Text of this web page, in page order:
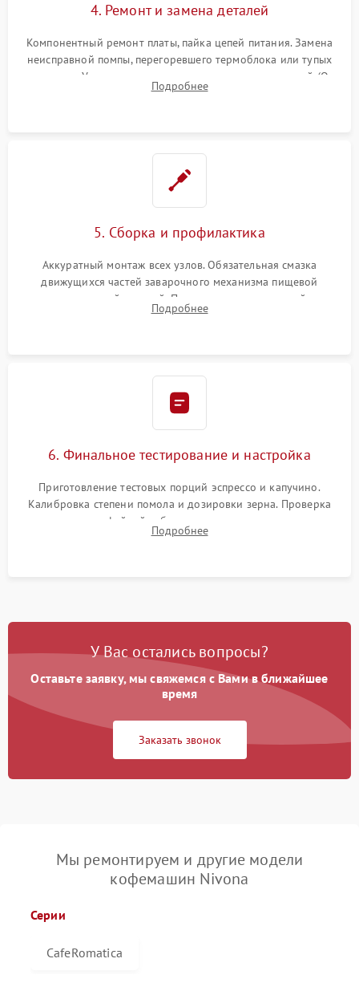
4. Ремонт и замена деталей
Компонентный ремонт платы, пайка цепей питания. Замена
неисправной помпы, перегоревшего термоблока или тупых
жерновов. Установка новых силиконовых уплотнителей (O-
ring) и тефлоновых трубок для надежного устранения
Подробнее
5. Сборка и профилактика
Аккуратный монтаж всех узлов. Обязательная смазка
движущихся частей заварочного механизма пищевой
силиконовой смазкой. Проведение программной
декальцинации и очистки системы от кофейных масел.
Подробнее
6. Финальное тестирование и настройка
Приготовление тестовых порций эспрессо и капучино.
Калибровка степени помола и дозировки зерна. Проверка
плотности кофейной таблетки, температуры напитка и
качества молочной пены. Контроль отсутствия посторонних
Подробнее
У Вас остались вопросы?
Оставьте заявку, мы свяжемся с Вами в ближайшее
время
Заказать звонок
Мы ремонтируем и другие модели
кофемашин Nivona
Серии
CafeRomatica